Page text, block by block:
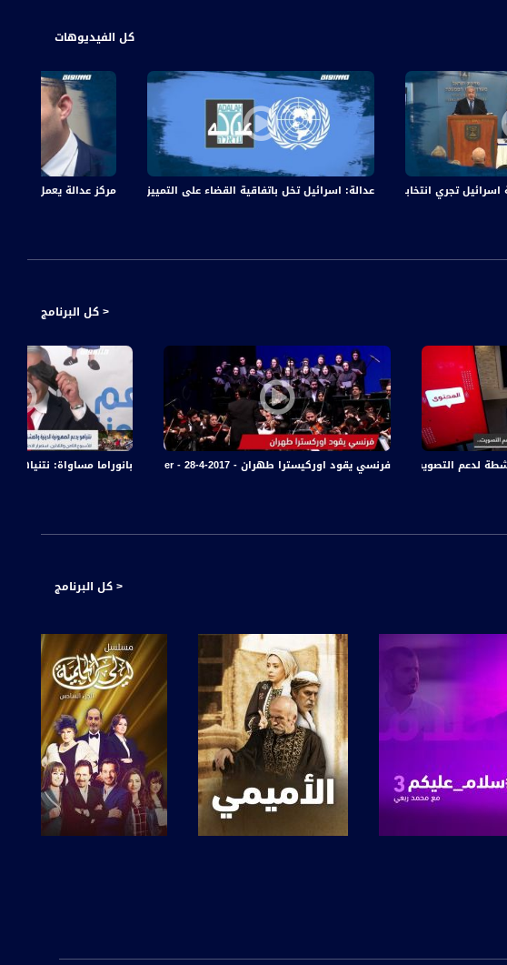
هناك شعور انكم مطمئنون ولا يثير قلق المشتركة الذهاب لانتخابات ثالثة، ما هي أسباب هذه
فور الاعلان عن انتخابات ثالثة ، نشرت صورة لاعضاء القائمة المشتركة وبرزت ورقة مكتوب عليها 15# بأشارة لرغبتنا بان يرتفع تمثيلنا في الكنيست ومقاعد المشتركة الى 15 مقعد، ما هي الخطوات التي
الحالة السياسية الداخلية في اسرائيل ..
عن القيادة السياسية العربية، ومن المتوقع جدا أن يصعد تحريضه عليكم اكثر هذه المرة في ظل المأزق
ما هو دور النواب العرب ودور القائمة المشتركة في المرحلة المقبلة والتي من المتوقع ان تكون مرحلة
الثالثة، ما هي توقعاتكم؟ هل الأجواء العامة مشجعة في ظل الحديث المتواصل عن قوة المشتركة ودورها
الذي يهم مجتمعنا هو هل ستخوض المشتركة الانتخابات بنفس المرشحين؟
القرن" قبل تشكيل الحكومة الإسرائيلية المقبلة، كيف سيؤثر ذلك على نتائج الانتخابات القادمة
الجمهور ، رئيس بلدية سخنين دكتور صفوت ابو ريا ، المحامي شادي شويري رئيس مجلس محلي كفر
مختلفة، كلها بتأثر علينا بشكل او بآخر وحولها تفاصيل كثيرة وآراء عديدِة،
الهامشية وقريباً من جوهر او لًب القضية .
أسبوعياً راح نلتقي بموعد متجدد وعدد جديد من ماركر ونطرح مجموعة من المواضيع الي بتهمنا كمجتع بكافة فئاته ، كأُسر وكأفراد .... يبُث البرنامج مساء كل اربعاء، 21:30 مع عفاف شيني، عبر شاشة
كل الفيديوهات
مركز عدالة يعمل على
عدالة: اسرائيل تخل باتفاقية القضاء على التمييز العنصري ،ماركر،11.12.19.قناة مساواة
تجري انتخابات ثالثة لاول مرة في تاريخها،الكاملة،ماركر،18.12.19
< كل البرنامج
بانوراما مساواة: نتنياهو فرنسي يقود اوركيسترا طهران - view finder - 28-4-2017 - قناة مساواة الفضائية
،14-09-2019،مساواة
< كل البرنامج